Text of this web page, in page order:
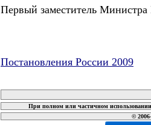
Первый заместитель
Постановления России 2009
При полном или частичном
©